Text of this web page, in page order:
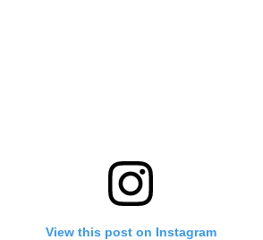
View this post on Instagram